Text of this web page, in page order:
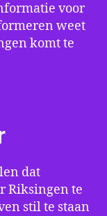
voor
weet
komt te
dat
Riksingen te
stil te staan